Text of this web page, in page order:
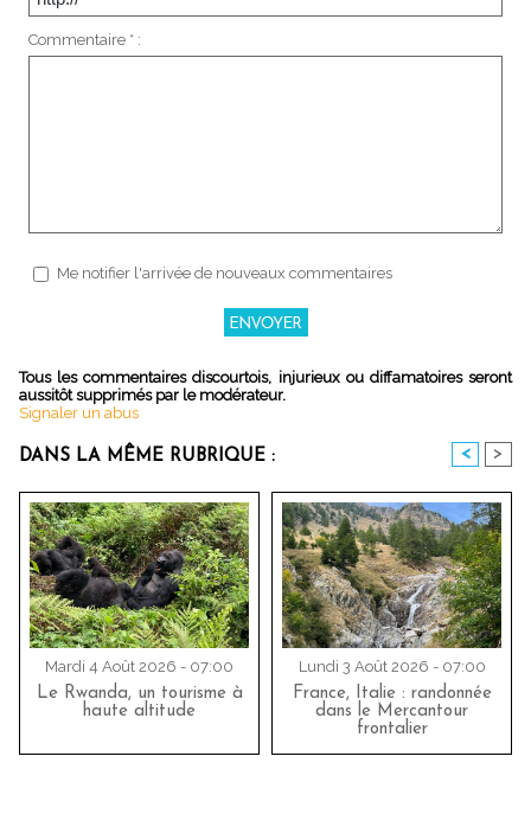
Commentaire * :
Me notifier l'arrivée de nouveaux commentaires
Tous les commentaires discourtois, injurieux ou diffamatoires seront
aussitôt supprimés par le modérateur.
Signaler un abus
DANS LA MÊME RUBRIQUE : < >
Mardi 4 Août 2026 - 07:00
Le Rwanda, un tourisme à
haute altitude
Lundi 3 Août 2026 - 07:00
France, Italie : randonnée
dans le Mercantour
frontalier